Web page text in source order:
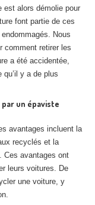
est alors démolie pour
font partie de ces
Nous
comment retirer les
a été accidentée,
qu’il y a de plus
un épaviste
avantages incluent la
recyclés et la
Ces avantages ont
leurs voitures. De
une voiture, y